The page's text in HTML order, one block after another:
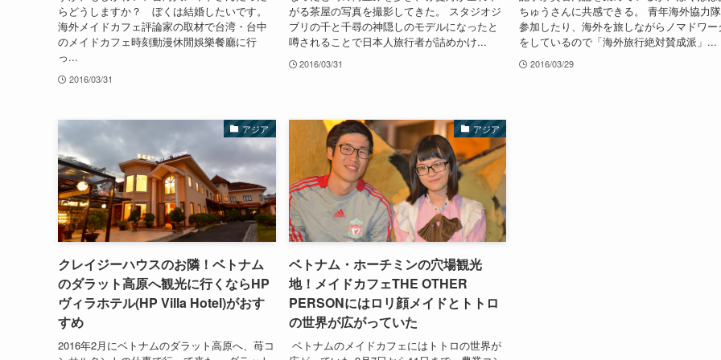
らどうしますか？ ぼくは結婚したいです。
海外メイドカフェ評論家の取材で台湾・台中
のメイドカフェ時刻動漫休閒娛樂餐廳に行
っ...
2016/03/31
がる茶屋の写真を撮影してきた。 スタジオジ
ブリの千と千尋の神隠しのモデルになったと
噂されることで日本人旅行者が詰めかけ...
2016/03/31
ちゅうさんに共感できる。 青年海外協力
参加したり、海外を旅しながらノマドワー
をしているので「海外旅行絶対賛成派」...
2016/03/29
アジア
クレイジーハウスのお隣！ベトナム
のダラット高原へ観光に行くならHP
ヴィラホテル(HP Villa Hotel)がおす
すめ
2016年2月にベトナムのダラット高原へ、苺コ
アジア
ベトナム・ホーチミンの穴場観光
地！メイドカフェTHE OTHER
PERSONにはロリ顔メイドとトトロ
の世界が広がっていた
ベトナムのメイドカフェにはトトロの世界が